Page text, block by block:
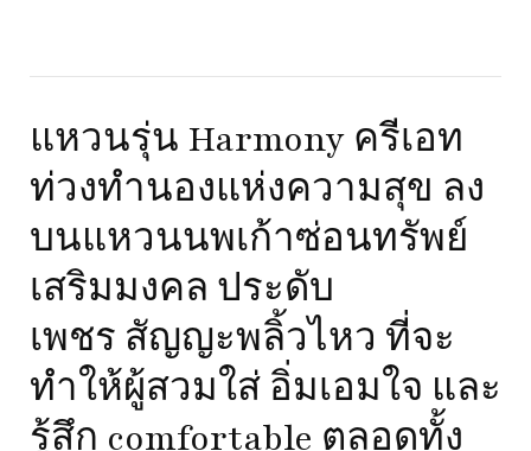
แหวนรุ่น Harmony ครีเอท
ท่วงทำนองแห่งความสุข ลง
บนแหวนนพเก้าซ่อนทรัพย์
เสริมมงคล ประดับ
เพชร สัญญะพลิ้วไหว ที่จะ
ทำให้ผู้สวมใส่ อิ่มเอมใจ และ
รู้สึก comfortable ตลอดทั้ง